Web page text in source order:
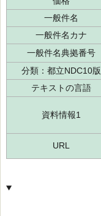
一般件名
一般件名カナ
一般件名典拠番号
分類：都立NDC10版
テキストの言語
資料情報1
URL